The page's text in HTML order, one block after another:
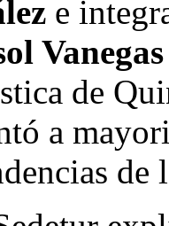
e
Vanegas
de
a